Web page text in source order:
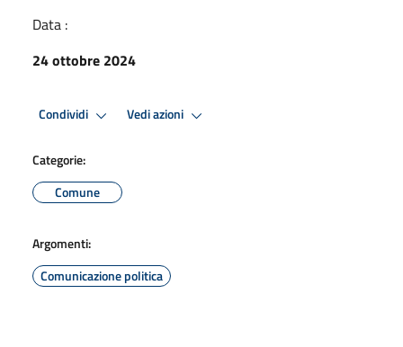
Data :
24 ottobre 2024
Condividi Vedi azioni
Categorie:
Comune
Argomenti:
Comunicazione politica